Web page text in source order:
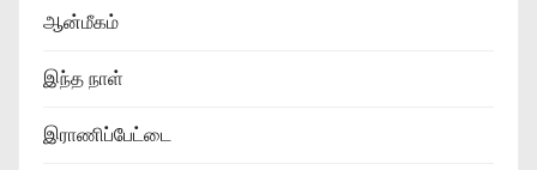
ஆன்மீகம்
இந்த நாள்
இராணிப்பேட்டை